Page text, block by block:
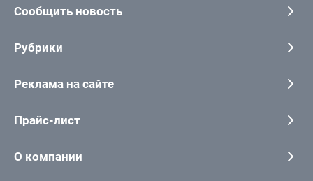
Сообщить новость
Рубрики
Реклама на сайте
Прайс-лист
О компании